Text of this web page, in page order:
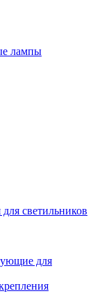
лампы
светильников
для